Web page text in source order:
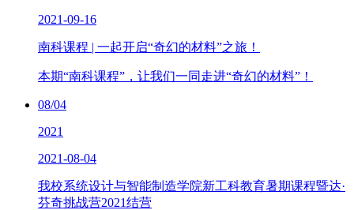
2021-09-16
南科课程 | 一起开启“奇幻的材料”之旅！
本期“南科课程”，让我们一同走进“奇幻的材料”！
08/04
2021
2021-08-04
我校系统设计与智能制造学院新工科教育暑期课程暨达·
芬奇挑战营2021结营